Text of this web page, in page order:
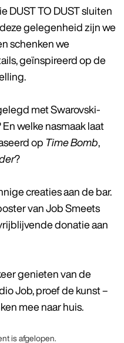
DUST TO DUST sluiten
gelegenheid zijn we
schenken we
geïnspireerd op de
met Swarovski-
welke nasmaak laat
op Time Bomb
?
creaties aan de bar.
van Job Smeets
donatie aan
genieten van de
Job, proef de kunst –
mee naar huis.
is afgelopen.